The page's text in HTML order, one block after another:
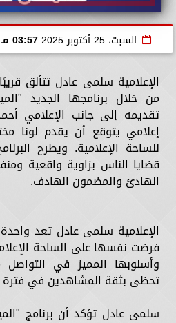
السبت، 25 أكتوبر 2025 03:57 مـ
الإعلامية سلمى عادل تتألق
من خلال برنامجها الجديد
تقديمه إلى جانب الإعلامي
إعلامي يتوقع أن يقدم لونا
للساحة الإعلامية. ويطرح
قضايا الناس بزاوية واقعية
الهادئ والمضمون الهادف.
الإعلامية سلمى عادل تعد
فرضت نفسها على الساحة
وأسلوبها المميز في
تحظى بثقة المشاهدين في فترة
سلمى عادل تؤكد أن برنامج